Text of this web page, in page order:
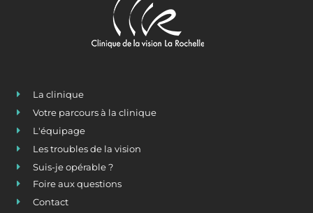
La clinique
Votre parcours à la clinique
L'équipage
Les troubles de la vision
Suis-je opérable ?
Foire aux questions
Contact